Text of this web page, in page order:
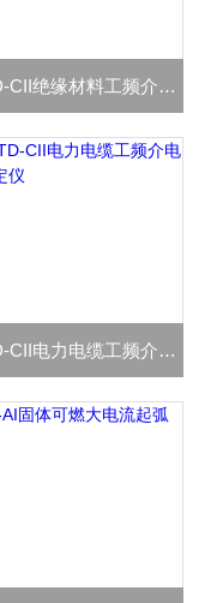
GCSTD-CII绝缘材料工频介电常数测定仪
GCSTD-CII电力电缆工频介电常数测定仪